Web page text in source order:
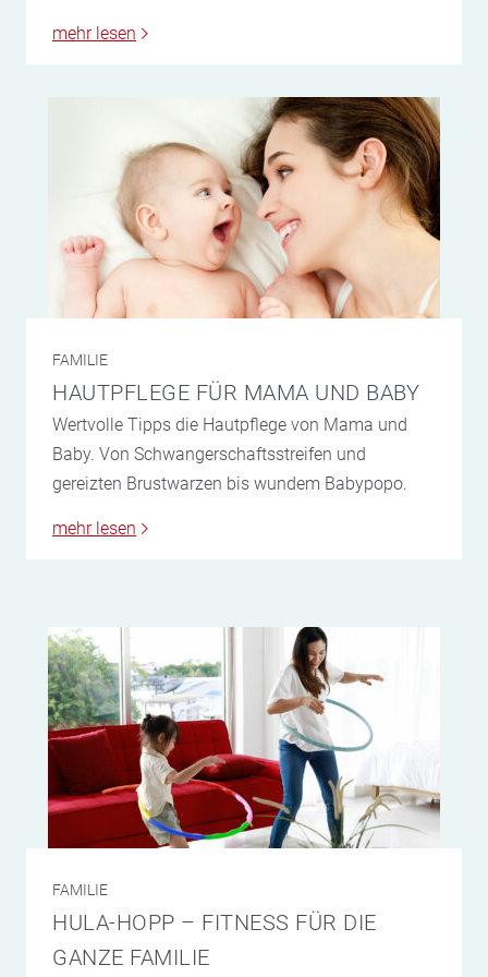
mehr lesen
FAMILIE
HAUTPFLEGE FÜR MAMA UND BABY
Wertvolle Tipps die Hautpflege von Mama und
Baby. Von Schwangerschaftsstreifen und
gereizten Brustwarzen bis wundem Babypopo.
mehr lesen
FAMILIE
HULA-HOPP – FITNESS FÜR DIE
GANZE FAMILIE